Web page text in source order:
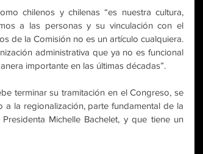
chilenos y chilenas “es nuestra cultura,
a las personas y su vinculación con el
de la Comisión no es un artículo cualquiera.
administrativa que ya no es funcional
importante en las últimas décadas”.
terminar su tramitación en el Congreso, se
la regionalización, parte fundamental de la
Michelle Bachelet, y que tiene un